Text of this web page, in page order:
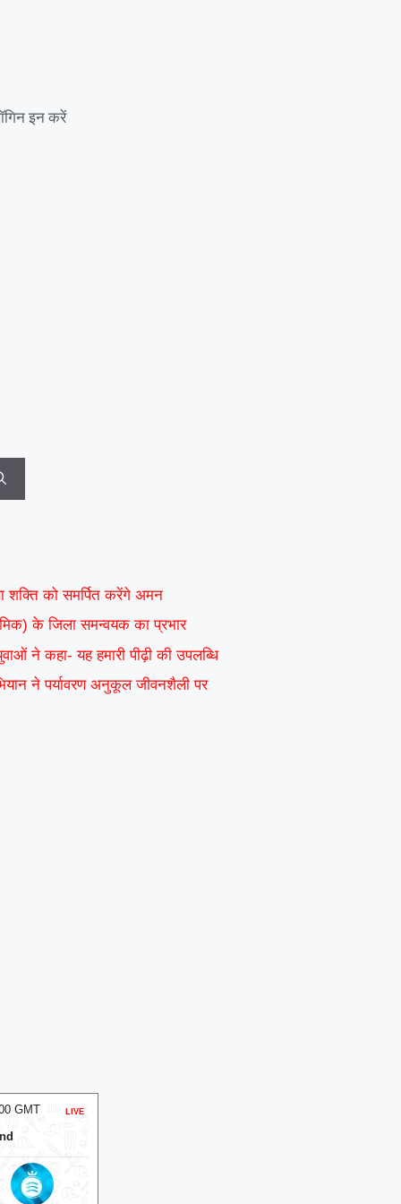
इन करें
शक्ति को समर्पित करेंगे अमन
के जिला समन्वयक का प्रभार
ने कहा- यह हमारी पीढ़ी की उपलब्धि
ने पर्यावरण अनुकूल जीवनशैली पर
GMT LIVE